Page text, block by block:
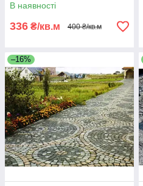
В наявності
336 ₴/кв.м 400 ₴/кв.м
–16%